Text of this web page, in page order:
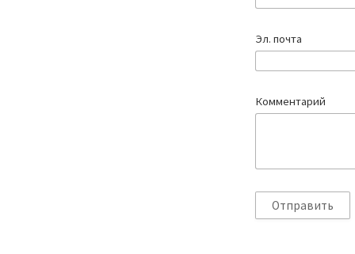
Эл. почта
Комментарий